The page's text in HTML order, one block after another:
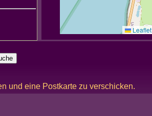
Leaflet
und eine Postkarte zu verschicken.